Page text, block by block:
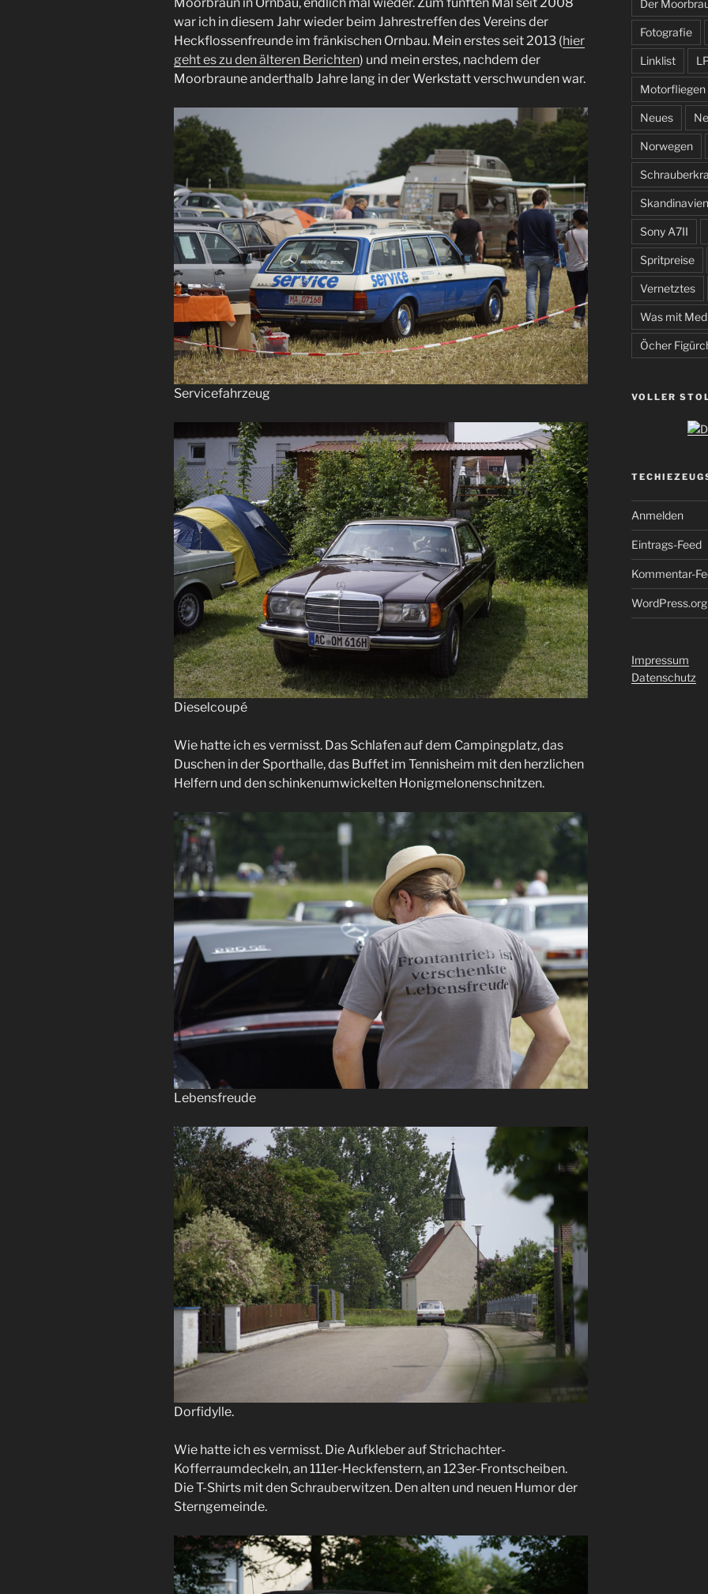
war ich in diesem Jahr wieder beim Jahrestreffen des Vereins der
Heckflossenfreunde im fränkischen Ornbau. Mein erstes seit 2013 (hier
geht es zu den älteren Berichten) und mein erstes, nachdem der
Moorbraune anderthalb Jahre lang in der Werkstatt verschwunden war.
Servicefahrzeug
Dieselcoupé
Wie hatte ich es vermisst. Das Schlafen auf dem Campingplatz, das
Duschen in der Sporthalle, das Buffet im Tennisheim mit den herzlichen
Helfern und den schinkenumwickelten Honigmelonenschnitzen.
Lebensfreude
Dorfidylle.
Wie hatte ich es vermisst. Die Aufkleber auf Strichachter-
Kofferraumdeckeln, an 111er-Heckfenstern, an 123er-Frontscheiben.
Die T-Shirts mit den Schrauberwitzen. Den alten und neuen Humor der
Sterngemeinde.
Der
Fotografie
Linklist
Motorfliegen
Neues
Norwegen
Skandinavien
Sony A7II
Spritpreise
Vernetztes
Was mit
Öcher
VOLLER
Anmelden
Eintrags-Feed
Kommentar-
WordPress.org
Impressum
Datenschutz